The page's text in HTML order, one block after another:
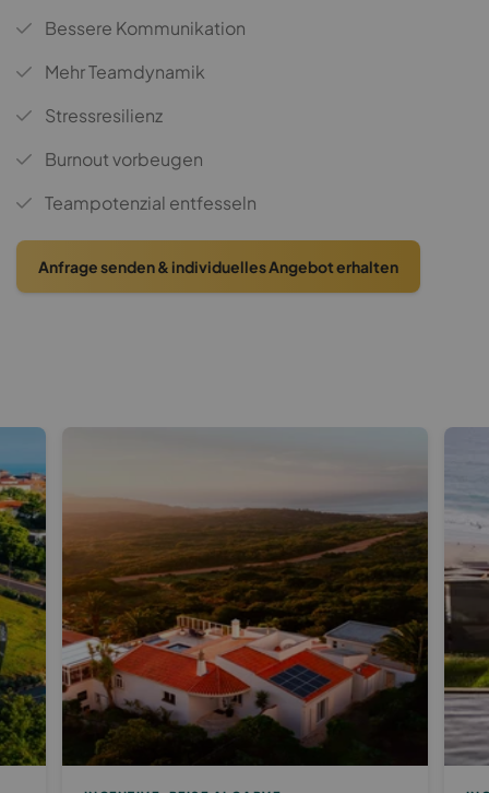
Bessere Kommunikation
Mehr Teamdynamik
Stressresilienz
Burnout vorbeugen
Teampotenzial entfesseln
Anfrage senden & individuelles Angebot erhalten